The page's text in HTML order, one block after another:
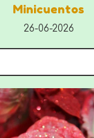
Minicuentos
26-06-2026